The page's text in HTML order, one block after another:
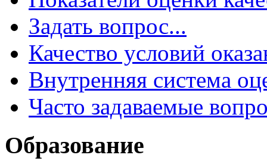
Задать вопрос...
Качество условий
Внутренняя система
Часто задаваемые
Образование